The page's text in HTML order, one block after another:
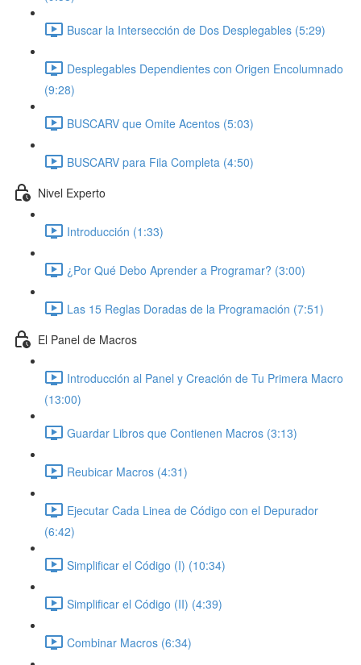
Buscar la Intersección de Dos Desplegables (5:29)
Desplegables Dependientes con Origen Encolumnado
(9:28)
BUSCARV que Omite Acentos (5:03)
BUSCARV para Fila Completa (4:50)
Nivel Experto
Introducción (1:33)
¿Por Qué Debo Aprender a Programar? (3:00)
Las 15 Reglas Doradas de la Programación (7:51)
El Panel de Macros
Introducción al Panel y Creación de Tu Primera Macro
(13:00)
Guardar Libros que Contienen Macros (3:13)
Reubicar Macros (4:31)
Ejecutar Cada Linea de Código con el Depurador
(6:42)
Simplificar el Código (I) (10:34)
Simplificar el Código (II) (4:39)
Combinar Macros (6:34)